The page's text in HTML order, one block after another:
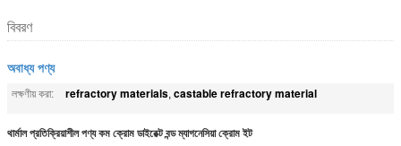
বিবরণ
অবাধ্য পণ্য
লক্ষণীয় করা: refractory materials, castable refractory material
থার্মাল প্রতিক্রিয়াশীল পণ্য কম ক্রোম ডাইরেক্ট বন্ড ম্যাগনেসিয়া ক্রোম ইট